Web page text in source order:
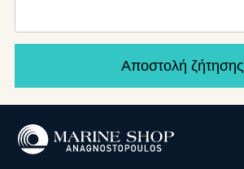
Αποστολή ζήτησης